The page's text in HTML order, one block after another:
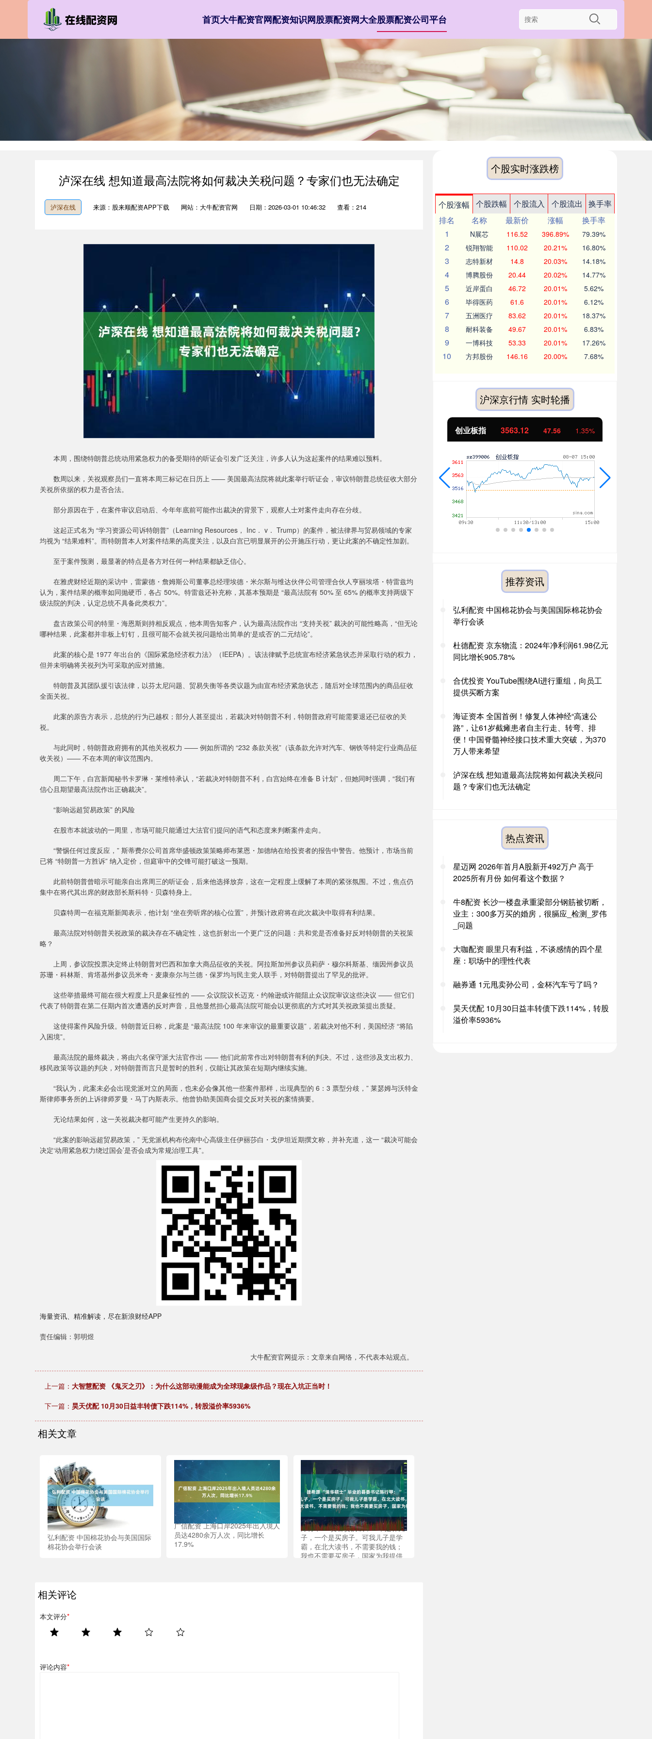
首页大牛配资官网配资知识网股票配资网大全股票配资公司平台
泸深在线 想知道最高法院将如何裁决关税问题？专家们也无法确定
泸深在线 来源：股来顺配资APP下载 网站：大牛配资官网 日期：2026-03-01 10:46:32 查看：214
本周，围绕特朗普总统动用紧急权力的备受期待的听证会引发广泛关注，许多人认为这起案件的结果难以预料。
数周以来，关祱观察员们一直将本周三标记在日历上 —— 美国最高法院将就此案举行听证会，审议特朗普总统征收大部分
关祱所依据的权力是否合法。
部分原因在于，在案件审议启动后、今年年底前可能作出裁决的背景下，观察人士对案件走向存在分歧。
这起正式名为 “学习资源公司诉特朗普”（Learning Resources， Inc． v． Trump）的案件，被法律界与贸易领域的专家
均视为 “结果难料”。而特朗普本人对案件结果的高度关注，以及白宫已明显展开的公开施压行动，更让此案的不确定性加剧。
至于案件预测，最显著的特点是各方对任何一种结果都缺乏信心。
在雅虎财经近期的采访中，雷蒙德・詹姆斯公司董事总经理埃德・米尔斯与维达伙伴公司管理合伙人亨丽埃塔・特雷兹均
认为，案件结果的概率如同抛硬币，各占 50%。特雷兹还补充称，其基本预期是 “最高法院有 50% 至 65% 的概率支持两级下
级法院的判决，认定总统不具备此类权力”。
盘古政策公司的特里・海恩斯则持相反观点，他本周告知客户，认为最高法院作出 “支持关祱” 裁决的可能性略高，“但无论
哪种结果，此案都并非板上钉钉，且很可能不会就关祱问题给出简单的‘是或否’的二元结论”。
此案的核心是 1977 年出台的《国际紧急经济权力法》（IEEPA）。该法律赋予总统宣布经济紧急状态并采取行动的权力，
但并未明确将关祱列为可采取的应对措施。
特朗普及其团队援引该法律，以芬太尼问题、贸易失衡等各类议题为由宣布经济紧急状态，随后对全球范围内的商品征收
全面关祱。
此案的原告方表示，总统的行为已越权；部分人甚至提出，若裁决对特朗普不利，特朗普政府可能需要退还已征收的关
祱。
与此同时，特朗普政府拥有的其他关祱权力 —— 例如所谓的 “232 条款关祱”（该条款允许对汽车、钢铁等特定行业商品征
收关祱）—— 不在本周的审议范围内。
周二下午，白宫新闻秘书卡罗琳・莱维特承认，“若裁决对特朗普不利，白宫始终在准备 B 计划”，但她同时强调，“我们有
信心且期望最高法院作出正确裁决”。
“影响远超贸易政策” 的风险
在股市本就波动的一周里，市场可能只能通过大法官们提问的语气和态度来判断案件走向。
“警惕任何过度反应，” 斯蒂费尔公司首席华盛顿政策策略师布莱恩・加德纳在给投资者的报告中警告。他预计，市场当前
已将 “特朗普一方胜诉” 纳入定价，但庭审中的交锋可能打破这一预期。
此前特朗普曾暗示可能亲自出席周三的听证会，后来他选择放弃，这在一定程度上缓解了本周的紧张氛围。不过，焦点仍
集中在将代其出席的财政部长斯科特・贝森特身上。
贝森特周一在福克斯新闻表示，他计划 “坐在旁听席的核心位置”，并预计政府将在此次裁决中取得有利结果。
最高法院对特朗普关祱政策的裁决存在不确定性，这也折射出一个更广泛的问题：共和党是否准备好反对特朗普的关祱策
略？
上周，参议院投票决定终止特朗普对巴西和加拿大商品征收的关祱。阿拉斯加州参议员莉萨・穆尔科斯基、缅因州参议员
苏珊・科林斯、肯塔基州参议员米奇・麦康奈尔与兰德・保罗均与民主党人联手，对特朗普提出了罕见的批评。
这些举措最终可能在很大程度上只是象征性的 —— 众议院议长迈克・约翰逊或许能阻止众议院审议这些决议 —— 但它们
代表了特朗普在第二任期内首次遭遇的反对声音，且他显然担心最高法院可能会以更彻底的方式对其关祱政策提出质疑。
这使得案件风险升级。特朗普近日称，此案是 “最高法院 100 年来审议的最重要议题”，若裁决对他不利，美国经济 “将陷
入困境”。
最高法院的最终裁决，将由六名保守派大法官作出 —— 他们此前常作出对特朗普有利的判决。不过，这些涉及支出权力、
移民政策等议题的判决，对特朗普而言只是暂时的胜利，仅能让其政策在短期内继续实施。
“我认为，此案未必会出现党派对立的局面，也未必会像其他一些案件那样，出现典型的 6：3 票型分歧，” 莱瑟姆与沃特金
斯律师事务所的上诉律师罗曼・马丁内斯表示。他曾协助美国商会提交反对关祱的案情摘要。
无论结果如何，这一关祱裁决都可能产生更持久的影响。
“此案的影响远超贸易政策，” 无党派机构布伦南中心高级主任伊丽莎白・戈伊坦近期撰文称，并补充道，这一 “裁决可能会
决定‘动用紧急权力绕过国会’是否会成为常规治理工具”。
海量资讯、精准解读，尽在新浪财经APP
责任编辑：郭明煜
大牛配资官网提示：文章来自网络，不代表本站观点。
上一篇： 大智慧配资 《鬼灭之刃》：为什么这部动漫能成为全球现象级作品？现在入坑正当时！
下一篇： 昊天优配 10月30日益丰转债下跌114%，转股溢价率5936%
相关文章
弘利配资 中国棉花协会与美国国际
棉花协会举行会谈
广信配资 上海口岸2025年出入境人
员达4280余万人次，同比增长
17.9%
捷希源 “清华硕士”毕业的县委书记
陈行甲：“贪官贪的钱，一个是养儿
子，一个是买房子。可我儿子是学
霸，在北大读书，不需要我的钱；
我也不需要买房子，国家为我提供
相关评论
本文评分*
评论内容*
个股实时涨跌榜
个股涨幅 个股跌幅 个股流入 个股流出
换手率
排名
名称 最新价 涨幅
换手率
1
N展芯 116.52 396.89% 79.39%
2 锐翔智能 110.02 20.21% 16.80%
3 志特新材 14.8 20.03% 14.18%
4 博腾股份 20.44 20.02% 14.77%
5 近岸蛋白 46.72 20.01% 5.62%
6 毕得医药 61.6 20.01% 6.12%
7 五洲医疗 83.62 20.01% 18.37%
8 耐科装备 49.67 20.01% 6.83%
9 一博科技 53.33 20.01% 17.26%
10 方邦股份 146.16 20.00% 7.68%
沪深京行情 实时轮播
创业板指 3563.12 47.56 1.35%
推荐资讯
弘利配资 中国棉花协会与美国国际棉花协会
举行会谈
杜德配资 京东物流：2024年净利润61.98亿元
同比增长905.78%
合优投资 YouTube围绕AI进行重组，向员工
提供买断方案
海证资本 全国首例！修复人体神经“高速公
路”，让61岁截瘫患者自主行走、转弯、排
便！中国脊髓神经接口技术重大突破，为370
万人带来希望
泸深在线 想知道最高法院将如何裁决关税问
题？专家们也无法确定
热点资讯
星迈网 2026年首月A股新开492万户 高于
2025所有月份 如何看这个数据？
牛8配资 长沙一楼盘承重梁部分钢筋被切断，
业主：300多万买的婚房，很膈应_检测_罗伟
_问题
大咖配资 眼里只有利益，不谈感情的四个星
座：职场中的理性代表
融券通 1元甩卖孙公司，金杯汽车亏了吗？
昊天优配 10月30日益丰转债下跌114%，转股
溢价率5936%